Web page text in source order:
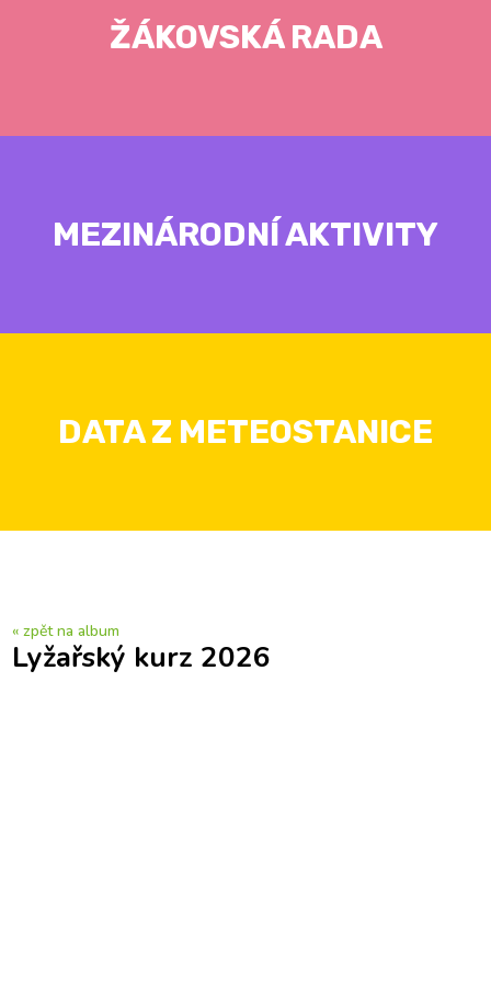
ŽÁKOVSKÁ RADA
MEZINÁRODNÍ AKTIVITY
DATA Z METEOSTANICE
« zpět na album
Lyžařský kurz 2026